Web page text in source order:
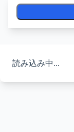
読み込み中...